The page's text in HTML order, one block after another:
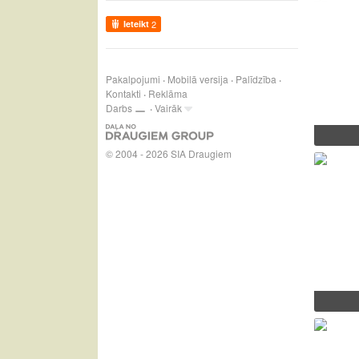
Ieteikt 2
Pakalpojumi Mobilā versija
Palīdzība
Kontakti
Reklāma
Darbs
Vairāk
© 2004 - 2026 SIA Draugiem